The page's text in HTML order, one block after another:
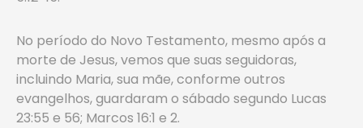
No período do Novo Testamento, mesmo após a
morte de Jesus, vemos que suas seguidoras,
incluindo Maria, sua mãe, conforme outros
evangelhos, guardaram o sábado segundo Lucas
23:55 e 56; Marcos 16:1 e 2.